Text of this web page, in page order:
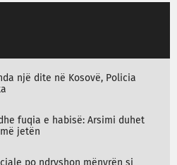
një dite në Kosovë, Policia
fuqia e habisë: Arsimi duhet
jetën
po ndryshon mënyrën si